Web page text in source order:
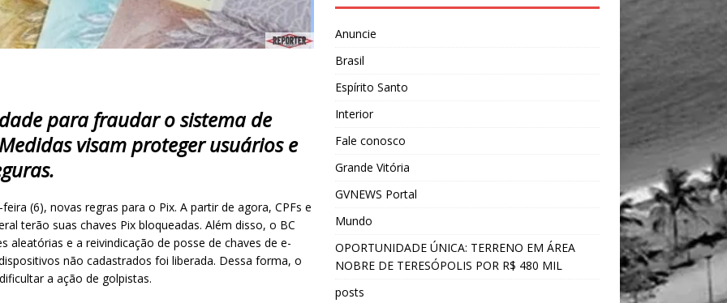
para fraudar o sistema de
visam proteger usuários e
(6), novas regras para o Pix. A partir de agora, CPFs e
terão suas chaves Pix bloqueadas. Além disso, o BC
aleatórias e a reivindicação de posse de chaves de e-
não cadastrados foi liberada. Dessa forma, o
a ação de golpistas.
Anuncie
Brasil
Espírito Santo
Interior
Fale conosco
Grande Vitória
GVNEWS Portal
Mundo
OPORTUNIDADE ÚNICA: TERRENO EM ÁREA
NOBRE DE TERESÓPOLIS POR R$ 480 MIL
posts